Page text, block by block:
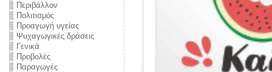
Περιβάλλον
Πολιτισμός
Προαγωγή υγείας
Ψυχαγωγικές δράσεις
Γενικά
Προβολές
Παραγωγές